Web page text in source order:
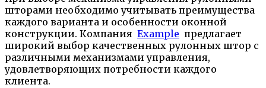
шторами необходимо учитывать преимущества
каждого варианта и особенности оконной
конструкции. Компания Example предлагает
широкий выбор качественных рулонных штор с
различными механизмами управления,
удовлетворяющих потребности каждого
клиента.